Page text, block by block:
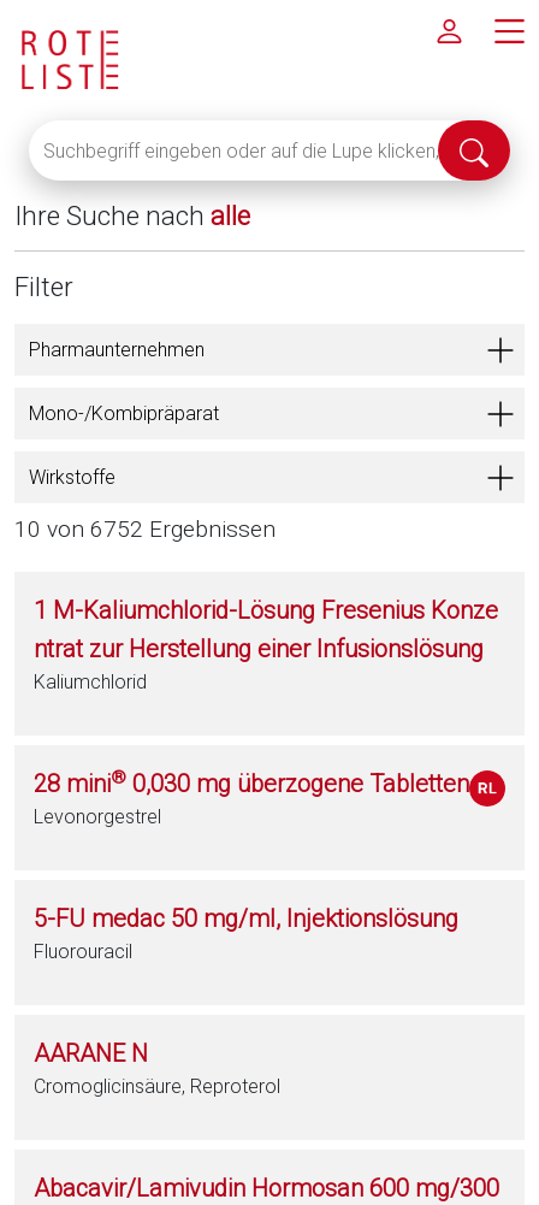
eingeben
oder
auf
die
Lupe
alle
anzuzeigen
Suche
Ihre Suche nach alle
Filter
Pharmaunternehmen
Mono-/Kombipräparat
Wirkstoffe
10 von 6752 Ergebnissen
1 M-Kaliumchlorid-Lösung Fresenius Konze
ntrat zur Herstellung einer Infusionslösung
Kaliumchlorid
28 mini® 0,030 mg überzogene Tabletten
Levonorgestrel
5-FU medac 50 mg/ml, Injektionslösung
Fluorouracil
AARANE N
Cromoglicinsäure, Reproterol
Abacavir/Lamivudin Hormosan 600 mg/300